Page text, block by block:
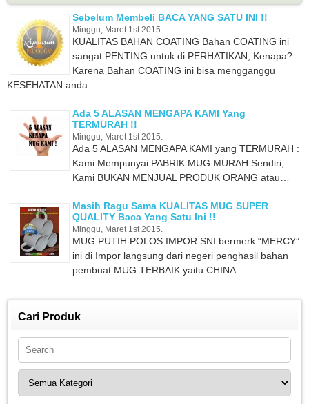
Sebelum Membeli BACA YANG SATU INI !!
Minggu, Maret 1st 2015.
KUALITAS BAHAN COATING Bahan COATING ini
sangat PENTING untuk di PERHATIKAN, Kenapa?
Karena Bahan COATING ini bisa mengganggu
KESEHATAN anda.…
Ada 5 ALASAN MENGAPA KAMI Yang
TERMURAH !!
Minggu, Maret 1st 2015.
Ada 5 ALASAN MENGAPA KAMI yang TERMURAH :
Kami Mempunyai PABRIK MUG MURAH Sendiri,
Kami BUKAN MENJUAL PRODUK ORANG atau…
Masih Ragu Sama KUALITAS MUG SUPER
QUALITY Baca Yang Satu Ini !!
Minggu, Maret 1st 2015.
MUG PUTIH POLOS IMPOR SNI bermerk “MERCY”
ini di Impor langsung dari negeri penghasil bahan
pembuat MUG TERBAIK yaitu CHINA.…
Cari Produk